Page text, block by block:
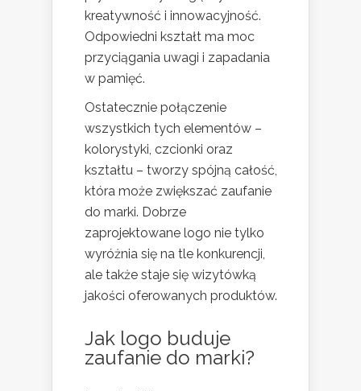
kreatywność i innowacyjność.
Odpowiedni kształt ma moc
przyciągania uwagi i zapadania
w pamięć.
Ostatecznie połączenie
wszystkich tych elementów –
kolorystyki, czcionki oraz
kształtu – tworzy spójną całość,
która może zwiększać zaufanie
do marki. Dobrze
zaprojektowane logo nie tylko
wyróżnia się na tle konkurencji,
ale także staje się wizytówką
jakości oferowanych produktów.
Jak logo buduje
zaufanie do marki?